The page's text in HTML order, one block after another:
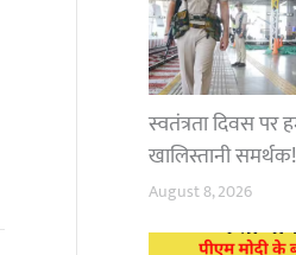
स्वतंत्रता दिवस
खालिस्तानी
August 8, 2026